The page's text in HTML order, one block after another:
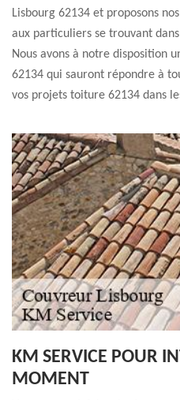
Lisbourg 62134 et proposons
aux particuliers se trouvant
Nous avons à notre disposition
62134 qui sauront répondre à
vos projets toiture 62134 dans
KM SERVICE POUR
MOMENT